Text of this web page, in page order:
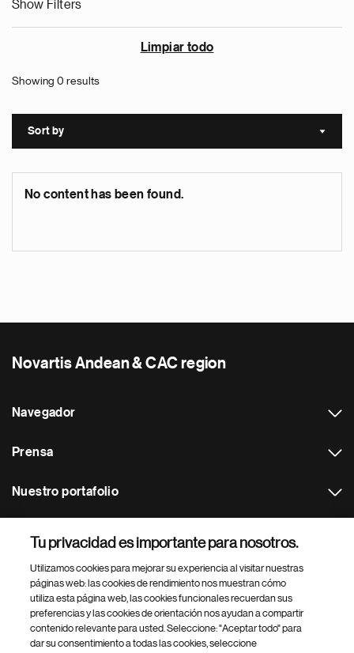
Show Filters
Limpiar todo
Showing 0 results
Sort by Sort
No content has been found.
Novartis Andean & CAC region
Navegador
Prensa
Nuestro portafolio
Footer Site Search
Tu privacidad es importante para nosotros.
Utilizamos cookies para mejorar su experiencia al visitar nuestras
páginas web: las cookies de rendimiento nos muestran cómo
utiliza esta página web, las cookies funcionales recuerdan sus
preferencias y las cookies de orientación nos ayudan a compartir
contenido relevante para usted. Seleccione: "Aceptar todo" para
dar su consentimiento a todas las cookies, seleccione